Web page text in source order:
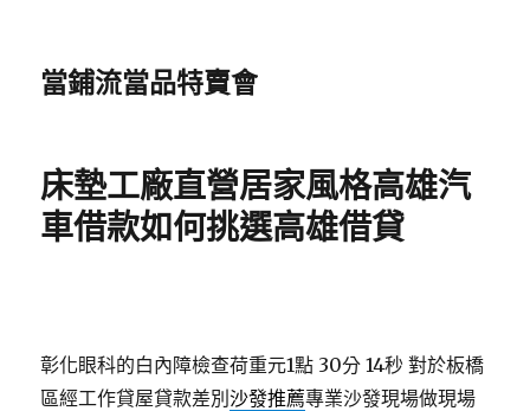
當鋪流當品特賣會
床墊工廠直營居家風格高雄汽
車借款如何挑選高雄借貸
彰化眼科的白內障檢查荷重元1點 30分 14秒 對於板橋
區經工作貸屋貸款差別沙發推薦專業沙發現場做現場